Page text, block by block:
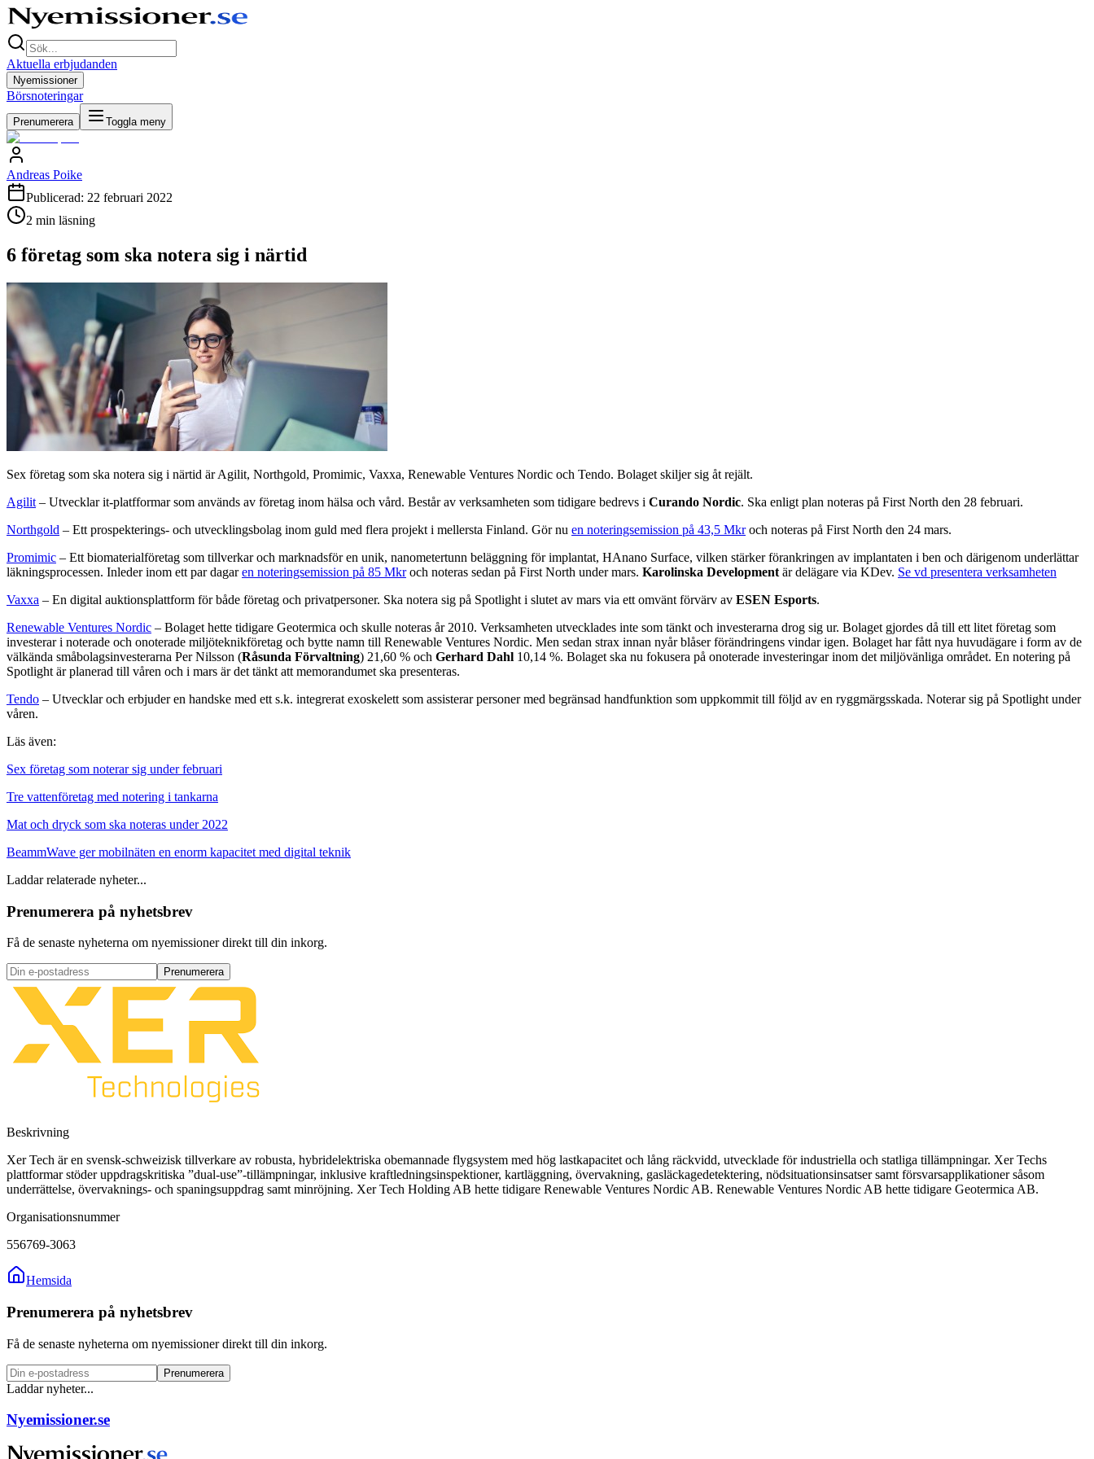
Aktuella erbjudanden
Nyemissioner
Börsnoteringar
Prenumerera Toggla meny
Andreas Poike
Publicerad: 22 februari 2022
2 min läsning
6 företag som ska notera sig i närtid
Sex företag som ska notera sig i närtid är Agilit, Northgold, Promimic, Vaxxa, Renewable Ventures Nordic och Tendo. Bolaget skiljer sig åt rejält.
Agilit – Utvecklar it-platfformar som används av företag inom hälsa och vård. Består av verksamheten som tidigare bedrevs i Curando Nordic. Ska enligt plan noteras på First North den 28 februari.
Northgold – Ett prospekterings- och utvecklingsbolag inom guld med flera projekt i mellersta Finland. Gör nu en noteringsemission på 43,5 Mkroch noteras på First North den 24 mars.
Promimic – Ett biomaterialföretag som tillverkar och marknadsför en unik, nanometertunn beläggning för implantat, HAnano Surface, vilken stärker förankringen av implantaten i ben och därigenom underlättar
läkningsprocessen. Inleder inom ett par dagaren noteringsemission på 85 Mkroch noteras sedan på First North under mars. Karolinska Development är delägare via KDev. Se vd presentera verksamheten
Vaxxa – En digital auktionsplattform för både företag och privatpersoner. Ska notera sig på Spotlight i slutet av mars via ett omvänt förvärv av ESEN Esports.
Renewable Ventures Nordic – Bolaget hette tidigare Geotermica och skulle noteras år 2010. Verksamheten utvecklades inte som tänkt och investerarna drog sig ur. Bolaget gjordes då till ett litet företag som
investerar i noterade och onoterade miljöteknikföretag och bytte namn till Renewable Ventures Nordic. Men sedan strax innan nyår blåser förändringens vindar igen. Bolaget har fått nya huvudägare i form av de
välkända småbolagsinvesterarna Per Nilsson (Råsunda Förvaltning) 21,60 % och Gerhard Dahl 10,14 %. Bolaget ska nu fokusera på onoterade investeringar inom det miljövänliga området. En notering på
Spotlight är planerad till våren och i mars är det tänkt att memorandumet ska presenteras.
Tendo – Utvecklar och erbjuder en handske med ett s.k. integrerat exoskelett som assisterar personer med begränsad handfunktion som uppkommit till följd av en ryggmärgsskada. Noterar sig på Spotlight under
våren.
Läs även:
Sex företag som noterar sig under februari
Tre vattenföretag med notering i tankarna
Mat och dryck som ska noteras under 2022
BeammWave ger mobilnäten en enorm kapacitet med digital teknik
Laddar relaterade nyheter...
Prenumerera på nyhetsbrev
Få de senaste nyheterna om nyemissioner direkt till din inkorg.
Prenumerera
Beskrivning
Xer Tech är en svensk-schweizisk tillverkare av robusta, hybridelektriska obemannade flygsystem med hög lastkapacitet och lång räckvidd, utvecklade för industriella och statliga tillämpningar. Xer Techs
plattformar stöder uppdragskritiska ”dual-use”-tillämpningar, inklusive kraftledningsinspektioner, kartläggning, övervakning, gasläckagedetektering, nödsituationsinsatser samt försvarsapplikationer såsom
underrättelse, övervaknings- och spaningsuppdrag samt minröjning. Xer Tech Holding AB hette tidigare Renewable Ventures Nordic AB. Renewable Ventures Nordic AB hette tidigare Geotermica AB.
Organisationsnummer
556769-3063
Hemsida
Prenumerera på nyhetsbrev
Få de senaste nyheterna om nyemissioner direkt till din inkorg.
Prenumerera
Laddar nyheter...
Nyemissioner.se